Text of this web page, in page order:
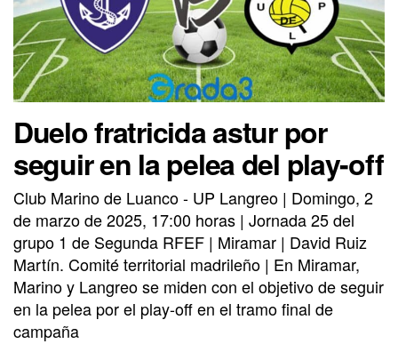
Duelo fratricida astur por
seguir en la pelea del play-off
Club Marino de Luanco - UP Langreo | Domingo, 2
de marzo de 2025, 17:00 horas | Jornada 25 del
grupo 1 de Segunda RFEF | Miramar | David Ruiz
Martín. Comité territorial madrileño | En Miramar,
Marino y Langreo se miden con el objetivo de seguir
en la pelea por el play-off en el tramo final de
campaña